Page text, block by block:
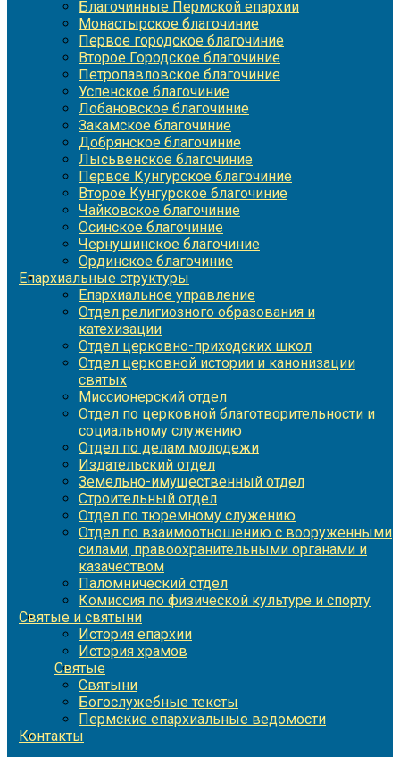
Благочинные Пермской епархии
Монастырское благочиние
Первое городское благочиние
Второе Городское благочиние
Петропавловское благочиние
Успенское благочиние
Лобановское благочиние
Закамское благочиние
Добрянское благочиние
Лысьвенское благочиние
Первое Кунгурское благочиние
Второе Кунгурское благочиние
Чайковское благочиние
Осинское благочиние
Чернушинское благочиние
Ординское благочиние
Епархиальные структуры
Епархиальное управление
Отдел религиозного образования и
катехизации
Отдел церковно-приходских школ
Отдел церковной истории и канонизации
святых
Миссионерский отдел
Отдел по церковной благотворительности и
социальному служению
Отдел по делам молодежи
Издательский отдел
Земельно-имущественный отдел
Строительный отдел
Отдел по тюремному служению
Отдел по взаимоотношению с вооруженными
силами, правоохранительными органами и
казачеством
Паломнический отдел
Комиссия по физической культуре и спорту
Святые и святыни
История епархии
История храмов
Святые
Святыни
Богослужебные тексты
Пермские епархиальные ведомости
Контакты